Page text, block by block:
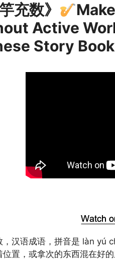
充数》
Active
Story Book
，汉语成语，拼音是 làn yú
位置，或拿次的东西混在好